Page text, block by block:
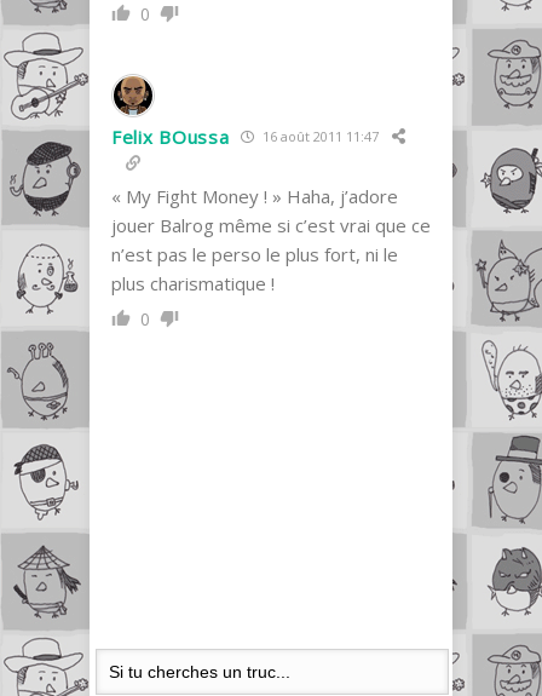
0
Felix BOussa 16 août 2011 11:47
« My Fight Money ! » Haha, j’adore
jouer Balrog même si c’est vrai que ce
n’est pas le perso le plus fort, ni le
plus charismatique !
0